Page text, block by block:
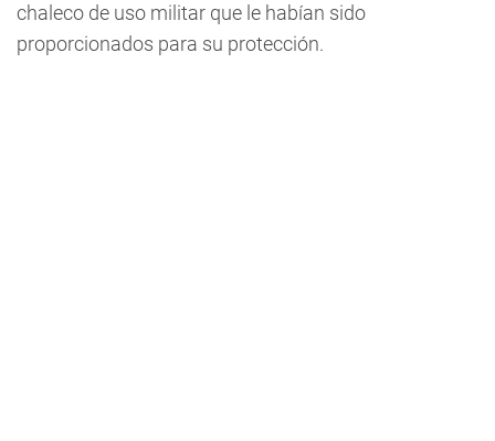
chaleco de uso militar que le habían sido
proporcionados para su protección.